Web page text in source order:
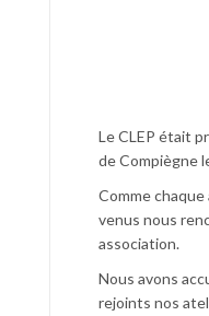
Le CLEP était
de Compiègne
Comme
venus nous
association.
Nous avons
rejoints nos